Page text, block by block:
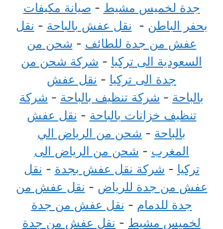
جدة لخميس مشيط - صيانة مكيفات
بحفر الباطن - نقل عفش بالباحة - نقل
عفش من جدة للطائف - شحن من
السعودية الى تركيا - شركة شحن من
جدة الى تركيا - نقل عفش
بالباحة - شركة تنظيف بالباحة - شركة
تنظيف خزانات بالباحة - نقل عفش
بالباحة - شحن من الرياض الي
المغرب - شحن من الرياض الى
تركيا - شركة نقل عفش بجدة - نقل
عفش من جدة للرياض - نقل عفش من
جدة للدمام - نقل عفش من جدة
لخميس مشيط - نقل عفش من جدة